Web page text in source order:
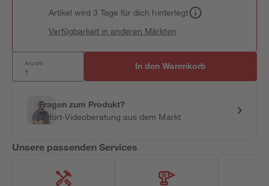
Artikel wird 3 Tage für dich hinterlegt
Verfügbarkeit in anderen Märkten
Anzahl: In den Warenkorb
Fragen zum Produkt?
Sofort-Videoberatung aus dem Markt
Unsere passenden Services